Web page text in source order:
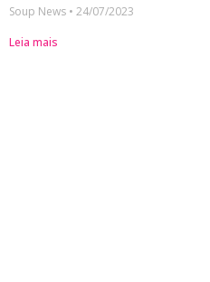
Soup News
24/07/2023
Leia mais